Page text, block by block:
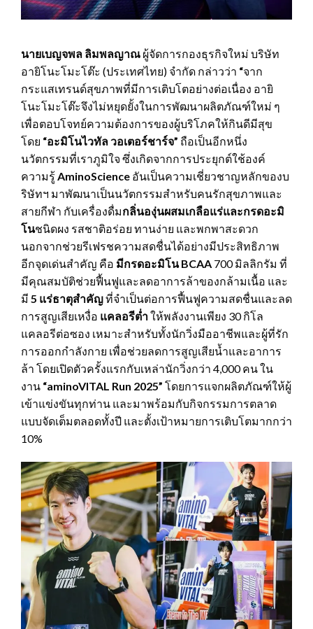
นายเบญจพล ลิมพลญาณ ผู้จัดการกองธุรกิจใหม่ บริษัท
อายิโนะโมะโต๊ะ (ประเทศไทย) จำกัด กล่าวว่า “จาก
กระแสเทรนด์สุขภาพที่มีการเติบโตอย่างต่อเนื่อง อายิ
โนะโมะโต๊ะจึงไม่หยุดยั้งในการพัฒนาผลิตภัณฑ์ใหม่ ๆ
เพื่อตอบโจทย์ความต้องการของผู้บริโภคให้กินดีมีสุข
โดย “อะมิโนไวทัล วอเตอร์ชาร์จ” ถือเป็นอีกหนึ่ง
นวัตกรรมที่เราภูมิใจ ซึ่งเกิดจากการประยุกต์ใช้องค์
ความรู้AminoScience อันเป็นความเชี่ยวชาญหลักของบ
ริษัทฯ มาพัฒนาเป็นนวัตกรรมสำหรับคนรักสุขภาพและ
สายกีฬา กับเครื่องดื่มกลิ่นองุ่นผสมเกลือแร่และกรดอะมิ
โนชนิดผง รสชาติอร่อย ทานง่าย และพกพาสะดวก
นอกจากช่วยรีเฟรชความสดชื่นได้อย่างมีประสิทธิภาพ
อีกจุดเด่นสำคัญ คือ มีกรดอะมิโนBCAA 700 มิลลิกรัม ที่
มีคุณสมบัติช่วยฟื้นฟูและลดอาการล้าของกล้ามเนื้อ และ
มี 5 แร่ธาตุสำคัญที่จำเป็นต่อการฟื้นฟูความสดชื่นและลด
การสูญเสียเหงื่อ แคลอรีต่ำให้พลังงานเพียง 30 กิโล
แคลอรีต่อซอง เหมาะสำหรับทั้งนักวิ่งมืออาชีพและผู้ที่รัก
การออกกำลังกาย เพื่อช่วยลดการสูญเสียน้ำและอาการ
ล้า โดยเปิดตัวครั้งแรกกับเหล่านักวิ่งกว่า 4,000 คน ใน
งาน “aminoVITAL Run 2025” โดยการแจกผลิตภัณฑ์ให้ผู้
เข้าแข่งขันทุกท่าน และมาพร้อมกับกิจกรรมการตลาด
แบบจัดเต็มตลอดทั้งปี และตั้งเป้าหมายการเติบโตมากกว่า
10%